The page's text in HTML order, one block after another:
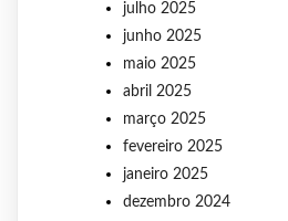
julho 2025
junho 2025
maio 2025
abril 2025
março 2025
fevereiro 2025
janeiro 2025
dezembro 2024